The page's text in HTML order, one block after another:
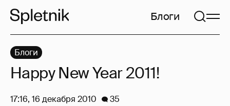
Блоги
Блоги
Happy New Year 2011!
17:16, 16 декабря 2010
35